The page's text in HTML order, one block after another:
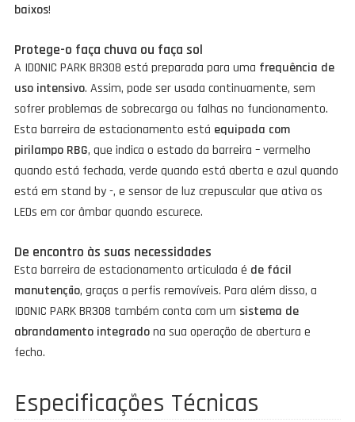
baixos!
Protege-o faça chuva ou faça sol
A IDONIC PARK BR308 está preparada para uma frequência de
uso intensivo. Assim, pode ser usada continuamente, sem
sofrer problemas de sobrecarga ou falhas no funcionamento.
Esta barreira de estacionamento está equipada com
pirilampo RBG, que indica o estado da barreira – vermelho
quando está fechada, verde quando está aberta e azul quando
está em stand by -, e sensor de luz crepuscular que ativa os
LEDs em cor âmbar quando escurece.
De encontro às suas necessidades
Esta barreira de estacionamento articulada é de fácil
manutenção, graças a perfis removíveis. Para além disso, a
IDONIC PARK BR308 também conta com um sistema de
abrandamento integradona sua operação de abertura e
fecho.
Especificações Técnicas